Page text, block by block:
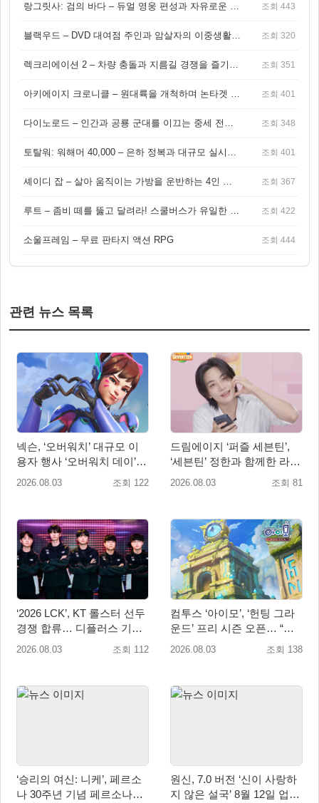
랑그릿사: 검의 바다 – 듀얼 영웅 편성과 자유로운 탐험을 결합한 판타지 전략 RPG 조회 443
블랙우드 – DVD 대여점 주인과 암살자의 이중생활을 그린 3인칭 액션 스릴러 게임 조회 320
렉크리에이션 2 – 차량 충돌과 지름길 경쟁을 즐기는 오픈월드 아케이드 레이싱 게임 조회 351
아키에이지 크로니클 – 원대륙을 개척하며 논타겟 전투를 즐기는 오픈월드 MMORPG 조회 401
다이노로드 – 인간과 공룡 군대를 이끄는 중세 전략 액션 RPG 조회 348
토탈워: 워해머 40,000 – 은하 정복과 대규모 실시간 전투가 결합된 전략 게임! 조회 401
셰이디 잡 – 살아 움직이는 가방을 운반하는 4인 협동 물리 어드벤처 게임 조회 367
루트 – 좀비 떼를 뚫고 달려라! 스쿨버스가 유일한 집이 되는 4인 협동 생존 게임 조회 422
소울프레임 – 무료 판타지 액션 RPG 조회 444
관련 뉴스 목록
넥슨, ‘오버워치’ 대규모 이
용자 행사 ‘오버워치 데이’ 8
월 22·23일 개최!
2026.08.03 조회 122
드림에이지 ‘퍼즐 세븐틴’,
‘세븐틴’ 정한과 함께한 라이
브 방송 성료
2026.08.03 조회 81
‘2026 LCK’, KT 롤스터 선두
경쟁 합류… 디플러스 기아
상승세 지속
2026.08.03 조회 112
컴투스 ‘아이모’, ‘헌팅 그라
운드’ 프리 시즌 오픈… “전
서버 유저가 한 전장에!”
2026.08.03 조회 138
‘승리의 여신: 니케’, 페르소
나 30주년 기념 페르소나
원신, 7.0 버전 ‘신이 사랑하
지 않은 설국’ 8월 12일 업데